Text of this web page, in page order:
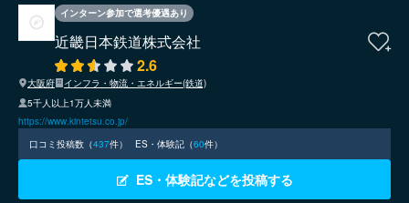
インターン参加で選考優遇あり
近畿日本鉄道株式会社
2.6
大阪府
インフラ・物流・エネルギー(鉄道)
5千人以上1万人未満
https://www.kintetsu.co.jp/
口コミ投稿数（437件） ES・体験記（60件）
ES・体験記などを投稿する